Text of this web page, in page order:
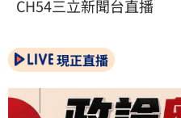
CH54三立新聞台直播
現正直播